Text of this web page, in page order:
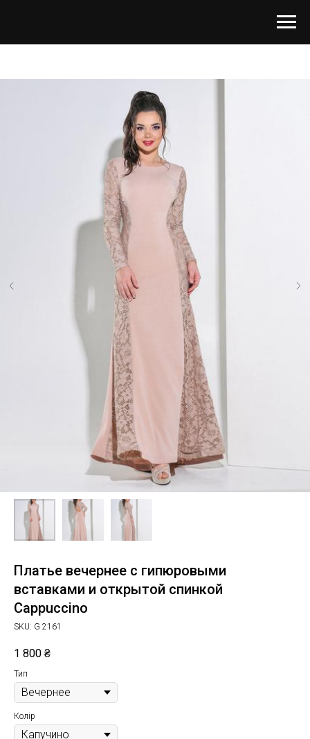
Платье вечернее с гипюровыми
вставками и открытой спинкой
Cappuccino
SKU: G 2161
1 800 ₴
Тип
Колір